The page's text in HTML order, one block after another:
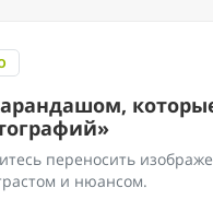
переносить
и нюансом.